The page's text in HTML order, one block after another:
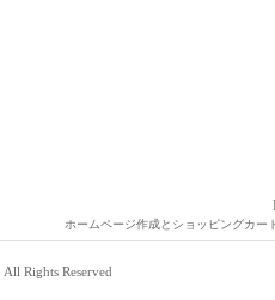
ホームページ作成とショッピングカー
Rights Reserved